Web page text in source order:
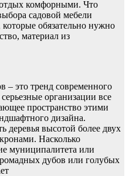
отдых комфорными. Что
садовой мебели
которые обязательно нужно
материал из
– это тренд современного
организации все
пространство этими
дизайна.
деревья высотой более двух
Насколько
муниципалитета или
дубов или голубых